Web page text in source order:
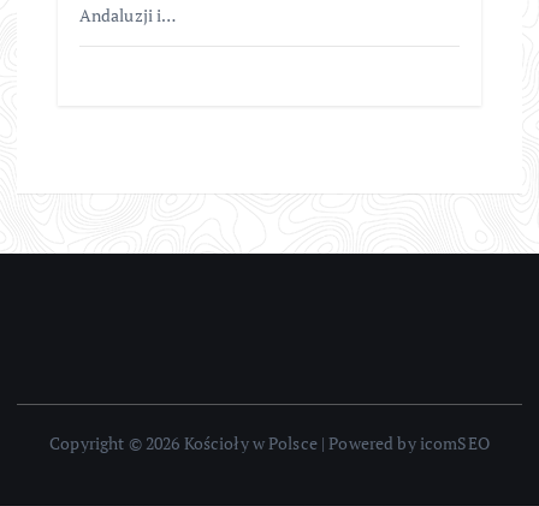
Andaluzji i…
Copyright © 2026 Kościoły w Polsce | Powered by icomSEO